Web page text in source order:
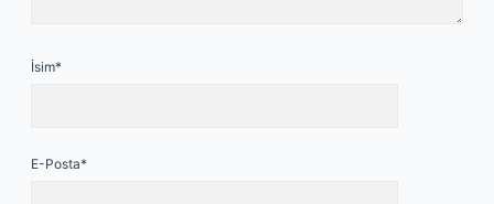
İsim*
E-Posta*